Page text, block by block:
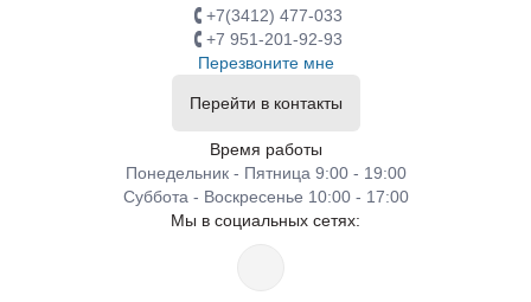
+7(3412) 477-033
+7 951-201-92-93
Перезвоните мне
Перейти в контакты
Время работы
Понедельник - Пятница 9:00 - 19:00
Суббота - Воскресенье 10:00 - 17:00
Мы в социальных сетях: